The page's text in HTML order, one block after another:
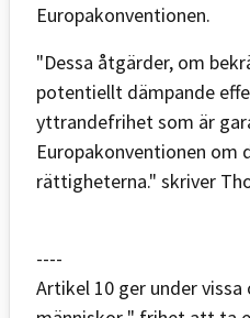
Europakonventionen.
"Dessa åtgärder, om
potentiellt dämpande
yttrandefrihet som är
Europakonventionen om
rättigheterna." skriver
----
Artikel 10 ger under